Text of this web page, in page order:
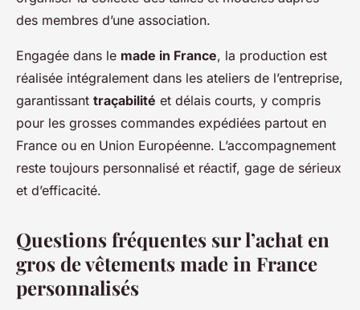
des membres d’une association.
Engagée dans le made in France, la production est
réalisée intégralement dans les ateliers de l’entreprise,
garantissant traçabilité et délais courts, y compris
pour les grosses commandes expédiées partout en
France ou en Union Européenne. L’accompagnement
reste toujours personnalisé et réactif, gage de sérieux
et d’efficacité.
Questions fréquentes sur l’achat en
gros de vêtements made in France
personnalisés